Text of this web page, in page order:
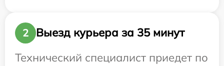
2
Выезд курьера за 35 минут
Технический специалист приедет по